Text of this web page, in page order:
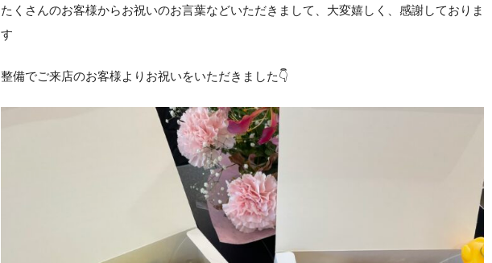
たくさんのお客様からお祝いのお言葉などいただきまして、大変嬉しく、感謝しておりま
す
整備でご来店のお客様よりお祝いをいただきました👇